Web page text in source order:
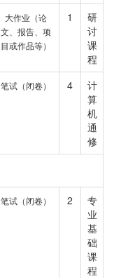
大作业（论
文、报告、项
目或作品等）
1
研
讨
课
程
笔试（闭卷） 4
计
算
机
通
修
笔试（闭卷） 2
专
业
基
础
课
程